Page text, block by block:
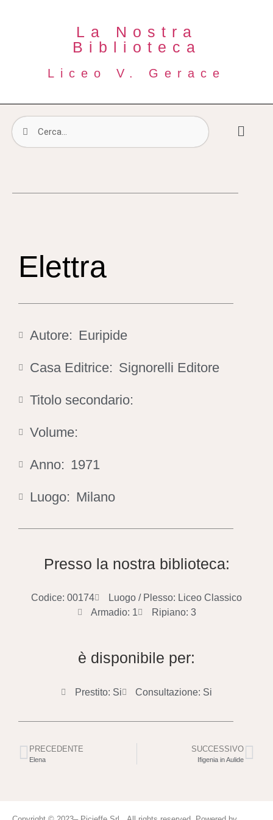
La Nostra
Biblioteca
Liceo V. Gerace
Elettra
Autore: Euripide
Casa Editrice: Signorelli Editore
Titolo secondario:
Volume:
Anno: 1971
Luogo: Milano
Presso la nostra biblioteca:
Codice: 00174
Luogo / Plesso: Liceo Classico
Armadio: 1
Ripiano: 3
è disponibile per:
Prestito: Si Consultazione: Si
PRECEDENTE
Elena
SUCCESSIVO
Ifigenia in Aulide